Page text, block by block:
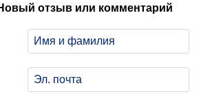
отзыв или комментарий